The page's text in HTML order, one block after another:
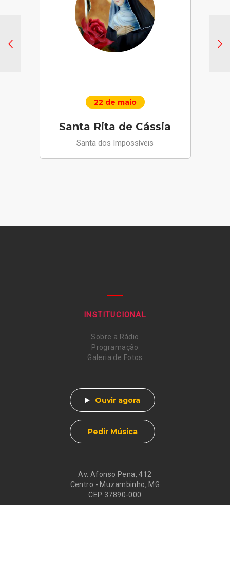
22 de maio
Santa Rita de Cássia
Santa dos Impossíveis
Av. Afonso Pena, 412
Centro - Muzambinho, MG
CEP 37890-000
INSTITUCIONAL
Sobre a Rádio
Programação
Galeria de Fotos
Ouvir agora
Pedir Música